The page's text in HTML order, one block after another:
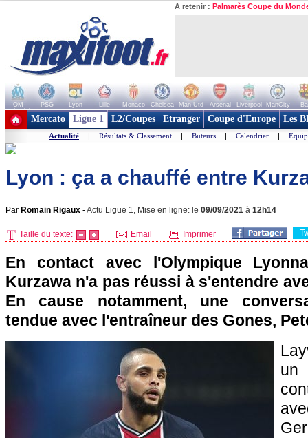
A retenir : Palmarès Coupe du
OM PSG Lyon Lille Monaco Chelsea Man Utd Arsenal Liverpool ManCity
+ de clubs
Mercato Ligue 1 L2/Coupes Etranger Coupe d'Europe Les
Actualité | Résultats & Classement | Buteurs | Calendrier |
Lyon : ça a chauffé entre
Par Romain Rigaux -Actu Ligue 1, Mise en ligne: le 09/09/2021 à 12h14
Taille du texte: Email Imprimer
En contact avec l'Olympique
Kurzawa n'a pas réussi à s'entendre
En cause notamment, une
tendue avec l'entraîneur des Gones,
un